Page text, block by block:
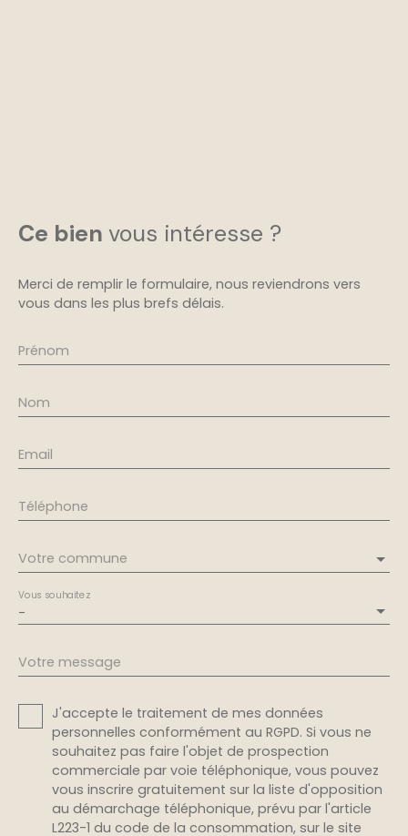
Ce bien vous intéresse ?
Merci de remplir le formulaire, nous reviendrons vers
vous dans les plus brefs délais.
Prénom
Nom
Email
Téléphone
Votre commune
-
Vous souhaitez
Votre message
J'accepte le traitement de mes données
personnelles conformément au RGPD. Si vous ne
souhaitez pas faire l'objet de prospection
commerciale par voie téléphonique, vous pouvez
vous inscrire gratuitement sur la liste d'opposition
au démarchage téléphonique, prévu par l'article
L223-1 du code de la consommation, sur le site